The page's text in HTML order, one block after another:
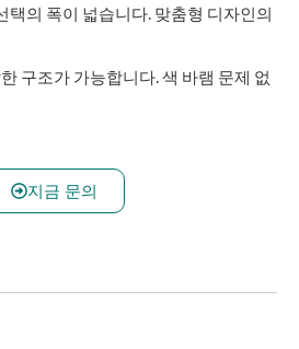
택의 폭이 넓습니다. 맞춤형 디자인의
구조가 가능합니다. 색 바램 문제 없
지금 문의